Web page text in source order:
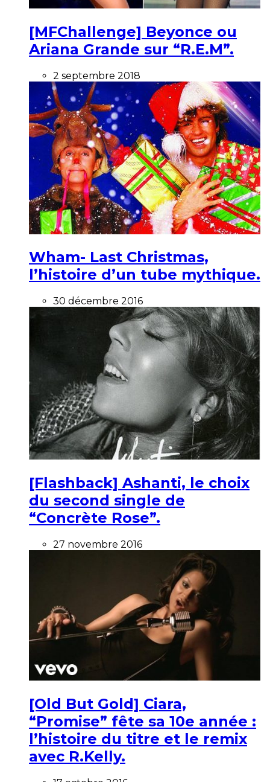
[MFChallenge] Beyonce ou
Ariana Grande sur “R.E.M”.
2 septembre 2018
Wham- Last Christmas,
l’histoire d’un tube mythique.
30 décembre 2016
[Flashback] Ashanti, le choix
du second single de
“Concrète Rose”.
27 novembre 2016
[Old But Gold] Ciara,
“Promise” fête sa 10e année :
l’histoire du titre et le remix
avec R.Kelly.